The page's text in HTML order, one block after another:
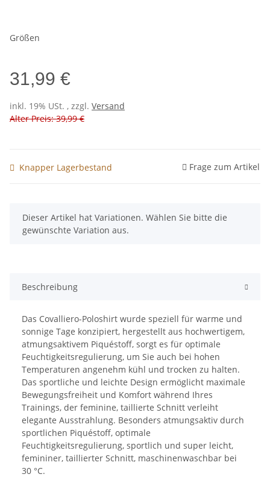
Größen
31,99 €
inkl. 19% USt. , zzgl. Versand
Alter Preis: 39,99 €
Knapper Lagerbestand Frage zum Artikel
x
Dieser Artikel hat Variationen. Wählen Sie bitte die
gewünschte Variation aus.
Beschreibung
Das Covalliero-Poloshirt wurde speziell für warme und
sonnige Tage konzipiert, hergestellt aus hochwertigem,
atmungsaktivem Piquéstoff, sorgt es für optimale
Feuchtigkeitsregulierung, um Sie auch bei hohen
Temperaturen angenehm kühl und trocken zu halten.
Das sportliche und leichte Design ermöglicht maximale
Bewegungsfreiheit und Komfort während Ihres
Trainings, der feminine, taillierte Schnitt verleiht
elegante Ausstrahlung. Besonders atmungsaktiv durch
sportlichen Piquéstoff, optimale
Feuchtigkeitsregulierung, sportlich und super leicht,
femininer, taillierter Schnitt, maschinenwaschbar bei
30 °C.